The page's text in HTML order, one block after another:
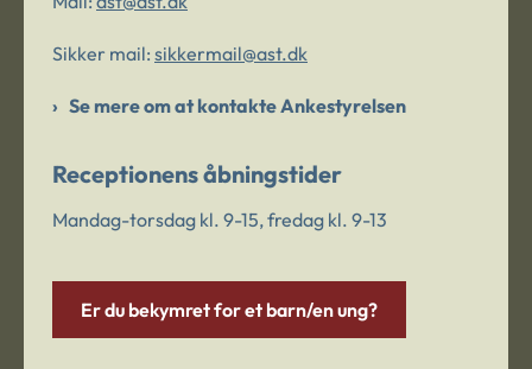
Sikker mail: sikkermail@ast.dk
Se mere om at kontakte Ankestyrelsen
Receptionens åbningstider
Mandag-torsdag kl. 9-15, fredag kl. 9-13
Er du bekymret for et barn/en ung?